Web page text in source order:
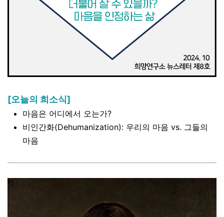
[오늘의 희소식]
마음은 어디에서 오는가?
비인간화(Dehumanization): 우리의 마음 vs. 그들의
마음